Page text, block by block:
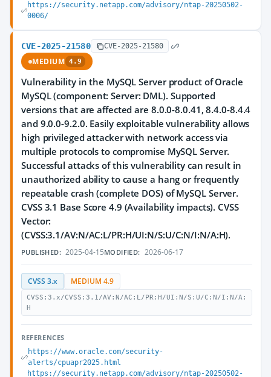
https://security.netapp.com/advisory/ntap-20250502-
0006/
CVE-2025-21580 CVE-2025-21580
MEDIUM 4.9
Vulnerability in the MySQL Server product of Oracle
MySQL (component: Server: DML). Supported
versions that are affected are 8.0.0-8.0.41, 8.4.0-8.4.4
and 9.0.0-9.2.0. Easily exploitable vulnerability allows
high privileged attacker with network access via
multiple protocols to compromise MySQL Server.
Successful attacks of this vulnerability can result in
unauthorized ability to cause a hang or frequently
repeatable crash (complete DOS) of MySQL Server.
CVSS 3.1 Base Score 4.9 (Availability impacts). CVSS
Vector:
(CVSS:3.1/AV:N/AC:L/PR:H/UI:N/S:U/C:N/I:N/A:H).
PUBLISHED: 2025-04-15MODIFIED: 2026-06-17
CVSS 3.x MEDIUM 4.9
CVSS:3.x/CVSS:3.1/AV:N/AC:L/PR:H/UI:N/S:U/C:N/I:N/A:
H
REFERENCES
https://www.oracle.com/security-
alerts/cpuapr2025.html
https://security.netapp.com/advisory/ntap-20250502-